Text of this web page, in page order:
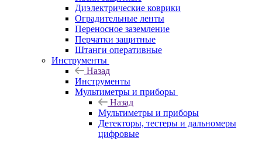
Диэлектрические коврики
Оградительные ленты
Переносное заземление
Перчатки защитные
Штанги оперативные
Инструменты
Назад
Инструменты
Мультиметры и приборы
Назад
Мультиметры и приборы
Детекторы, тестеры и дальномеры
цифровые